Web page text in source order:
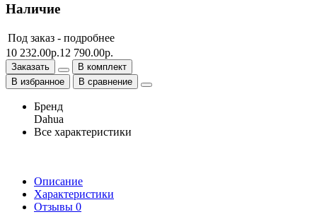
Наличие
Под заказ - подробнее
10 232.00р.12 790.00р.
Заказать
В комплект
В избранное
В сравнение
Бренд
Dahua
Все характеристики
Описание
Характеристики
Отзывы 0